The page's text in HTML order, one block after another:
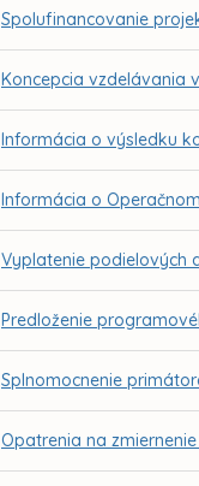
Spolufinancovanie
Koncepcia vzdelávania
Informácia o výsledku
Informácia o
Vyplatenie podielových
Predloženie
Splnomocnenie
Opatrenia na